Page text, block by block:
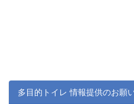
多目的トイレ 情報提供のお願